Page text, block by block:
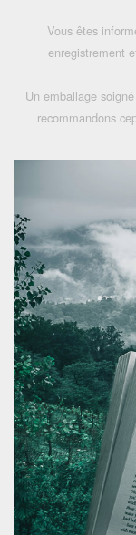
Vous êtes
enregistrement
Un emballage
recommandons